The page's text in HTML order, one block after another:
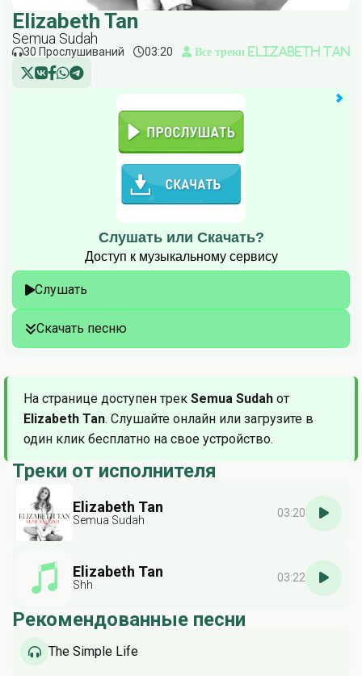
Elizabeth Tan
Semua Sudah
30 Прослушиваний 03:20 Все треки Elizabeth Tan
Слушать или Скачать?
Доступ к музыкальному сервису
Слушать
Скачать песню
На странице доступен трек Semua Sudah от
Elizabeth Tan. Слушайте онлайн или загрузите в
один клик бесплатно на свое устройство.
Треки от исполнителя
Elizabeth Tan
Semua Sudah
03:20
Elizabeth Tan
Shh
03:22
Рекомендованные песни
The Simple Life